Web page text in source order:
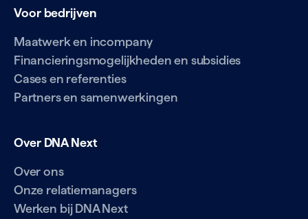
Voor bedrijven
Maatwerk en incompany
Financieringsmogelijkheden en subsidies
Cases en referenties
Partners en samenwerkingen
Over DNA Next
Over ons
Onze relatiemanagers
Werken bij DNA Next